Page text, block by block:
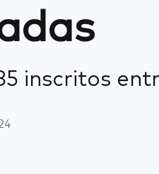
inscritos